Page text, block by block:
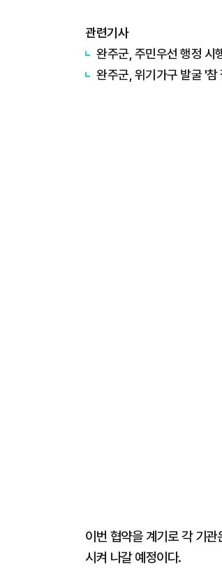
관련기사
완주군, 주민우선 행정 시
완주군, 위기가구 발굴 '참
이번 협약을 계기로 각 기
시켜 나갈 예정이다.